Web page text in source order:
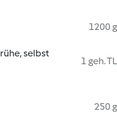
1200 g
selbst
1 geh. TL
250 g